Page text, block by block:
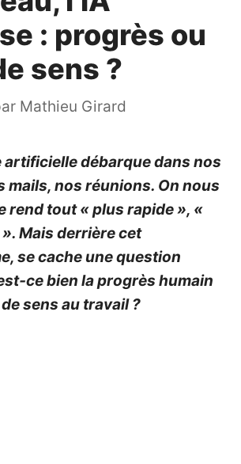
: progrès ou
sens ?
Mathieu Girard
artificielle débarque dans nos
mails, nos réunions. On nous
rend tout « plus rapide », «
Mais derrière cet
se cache une question
bien la progrès humain
sens au travail ?